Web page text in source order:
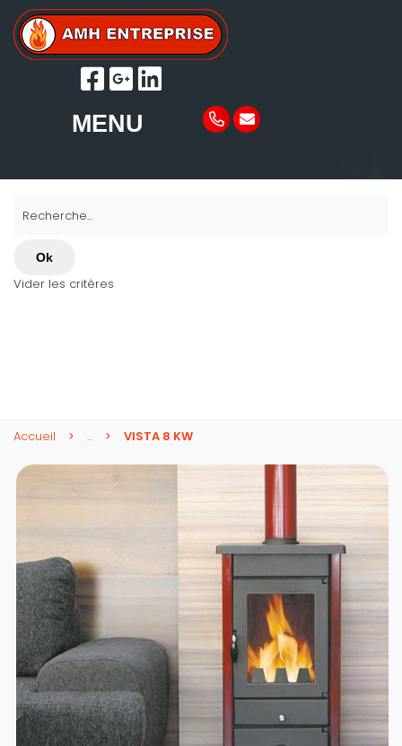
MENU
Recherche...
Ok
Vider les critères
Accueil ... VISTA 8 KW